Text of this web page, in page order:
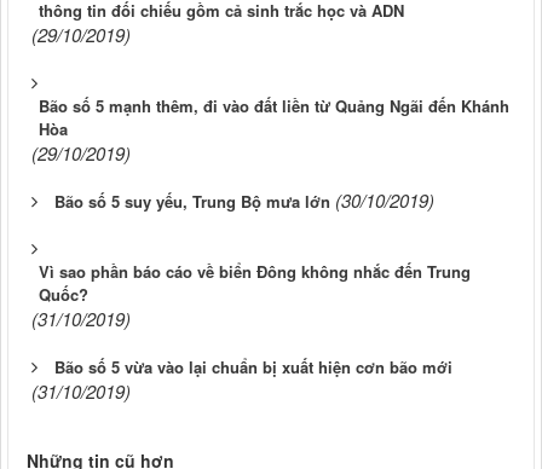
thông tin đối chiếu gồm cả sinh trắc học và ADN
(29/10/2019)
Bão số 5 mạnh thêm, đi vào đất liền từ Quảng Ngãi đến Khánh
Hòa
(29/10/2019)
Bão số 5 suy yếu, Trung Bộ mưa lớn (30/10/2019)
Vì sao phần báo cáo về biển Đông không nhắc đến Trung
Quốc?
(31/10/2019)
Bão số 5 vừa vào lại chuẩn bị xuất hiện cơn bão mới
(31/10/2019)
Những tin cũ hơn